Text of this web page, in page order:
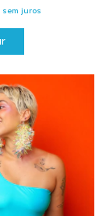
sem juros